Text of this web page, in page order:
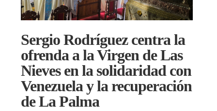
Sergio Rodríguez centra la
ofrenda a la Virgen de Las
Nieves en la solidaridad con
Venezuela y la recuperación
de La Palma